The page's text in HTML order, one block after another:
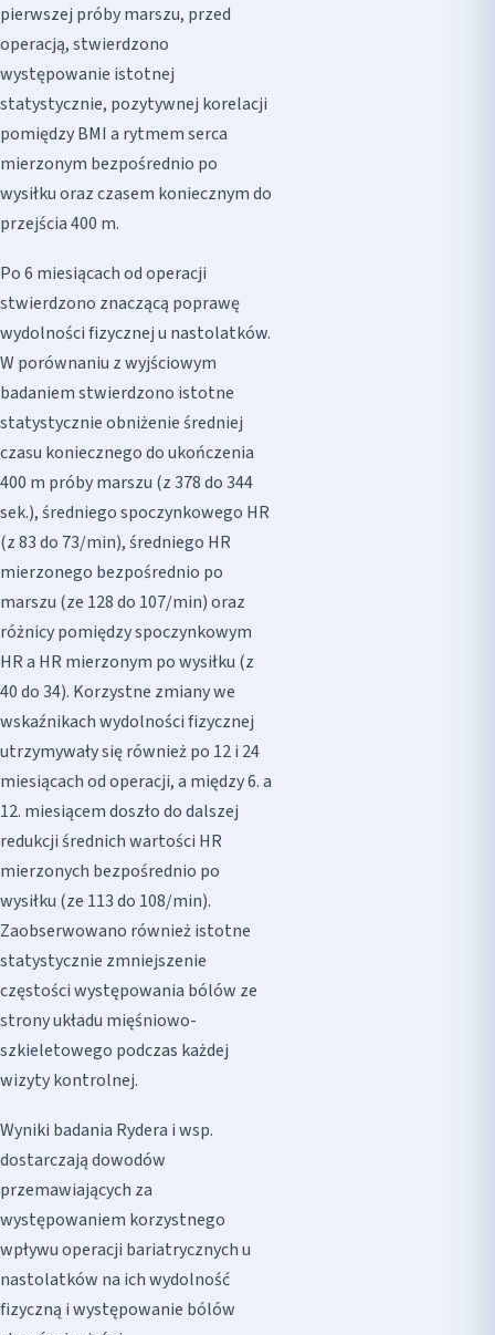
pierwszej próby marszu, przed
operacją, stwierdzono
występowanie istotnej
statystycznie, pozytywnej korelacji
pomiędzy BMI a rytmem serca
mierzonym bezpośrednio po
wysiłku oraz czasem koniecznym do
przejścia 400 m.
Po 6 miesiącach od operacji
stwierdzono znaczącą poprawę
wydolności fizycznej u nastolatków.
W porównaniu z wyjściowym
badaniem stwierdzono istotne
statystycznie obniżenie średniej
czasu koniecznego do ukończenia
400 m próby marszu (z 378 do 344
sek.), średniego spoczynkowego HR
(z 83 do 73/min), średniego HR
mierzonego bezpośrednio po
marszu (ze 128 do 107/min) oraz
różnicy pomiędzy spoczynkowym
HR a HR mierzonym po wysiłku (z
40 do 34). Korzystne zmiany we
wskaźnikach wydolności fizycznej
utrzymywały się również po 12 i 24
miesiącach od operacji, a między 6. a
12. miesiącem doszło do dalszej
redukcji średnich wartości HR
mierzonych bezpośrednio po
wysiłku (ze 113 do 108/min).
Zaobserwowano również istotne
statystycznie zmniejszenie
częstości występowania bólów ze
strony układu mięśniowo-
szkieletowego podczas każdej
wizyty kontrolnej.
Wyniki badania Rydera i wsp.
dostarczają dowodów
przemawiających za
występowaniem korzystnego
wpływu operacji bariatrycznych u
nastolatków na ich wydolność
fizyczną i występowanie bólów